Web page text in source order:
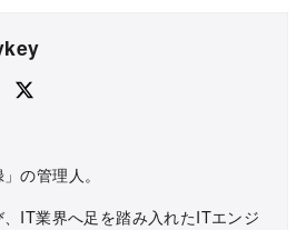
の管理人。
IT業界へ足を踏み入れたITエンジ